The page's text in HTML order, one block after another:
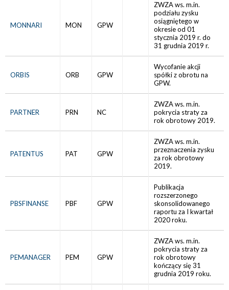
MONNARI MON GPW
ZWZA ws. m.in.
podziału zysku
osiągniętego w
okresie od 01
stycznia 2019 r. do
31 grudnia 2019 r.
ORBIS ORB GPW
Wycofanie akcji
spółki z obrotu na
GPW.
PARTNER PRN NC
ZWZA ws. m.in.
pokrycia straty za
rok obrotowy 2019.
PATENTUS PAT GPW
ZWZA ws. m.in.
przeznaczenia zysku
za rok obrotowy
2019.
PBSFINANSE PBF GPW
Publikacja
rozszerzonego
skonsolidowanego
raportu za I kwartał
2020 roku.
PEMANAGER PEM GPW
ZWZA ws. m.in.
pokrycia straty za
rok obrotowy
kończący się 31
grudnia 2019 roku.